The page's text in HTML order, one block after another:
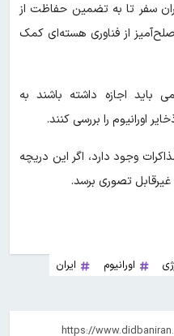
سفر تا به تضمین حفاظت از
از فناوری هسته‌ای کمک
باید اجازه داشته باشند به
اورانیوم را بررسی کنند.
وجود دارد، اگر این دریچه
تصوری برسد.
اورانیوم
ایران